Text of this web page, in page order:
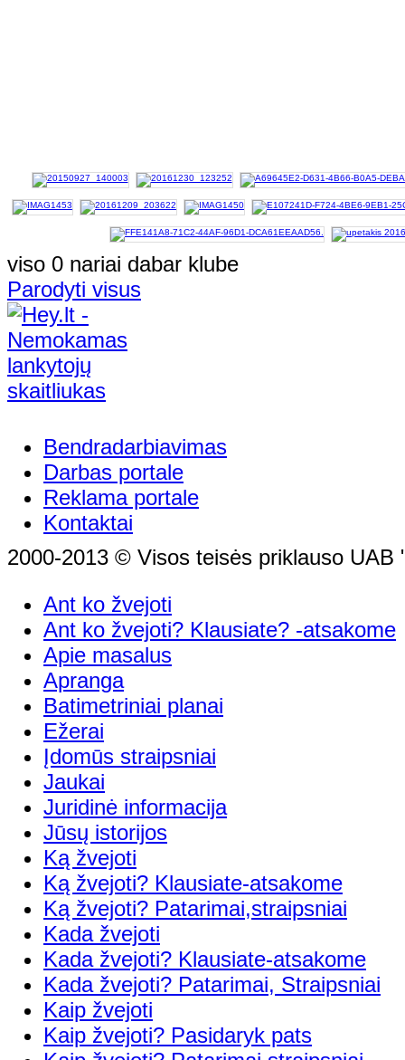
viso 0 nariai dabar klube
Parodyti visus
Bendradarbiavimas
Darbas portale
Reklama portale
Kontaktai
2000-2013 © Visos teisės priklauso UAB
Ant ko žvejoti
Ant ko žvejoti? Klausiate? -atsakome
Apie masalus
Apranga
Batimetriniai planai
Ežerai
Įdomūs straipsniai
Jaukai
Juridinė informacija
Jūsų istorijos
Ką žvejoti
Ką žvejoti? Klausiate-atsakome
Ką žvejoti? Patarimai,straipsniai
Kada žvejoti
Kada žvejoti? Klausiate-atsakome
Kada žvejoti? Patarimai, Straipsniai
Kaip žvejoti
Kaip žvejoti? Pasidaryk pats